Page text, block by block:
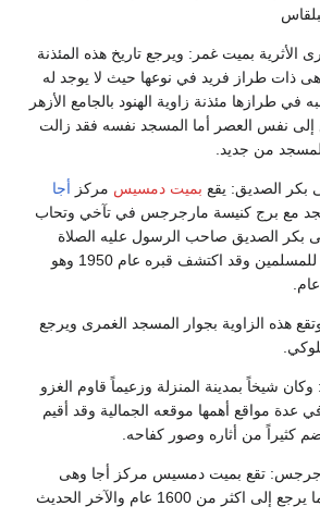
بميت غمر: ويرجع تاريخ هذه المئذنة
طراز فريد في نوعها حيث لا يوجد له
طرازها مئذنة زاوية الهنود بالجامع الأزهر
نفس العصر أما المسجد نفسه فقد زالت
من جديد.
بميت دمسيسمركز أجا
مع برج كنيسة مارجرجس في تآخي وتحاب
الصديق صاحب الرسول عليه الصلاة
والسلام والخليفة الأول للمسلمين وقد اكتشف قبره عام 1950 وهو
هذه الزاوية بجوار المسجد الغمرى ويرجع
شيخاً بمدينة المنزلة وزعيماً قاوم الغزو
مواقع أهمها موقعه الجمالية وقد أقيم
من أثاره وصور كفاحه.
تقع بميت دمسيس مركز أجا وهى
تتكون من مبنيين أحدهما يرجع إلى اكثر من 1600 عام والآخر الحديث